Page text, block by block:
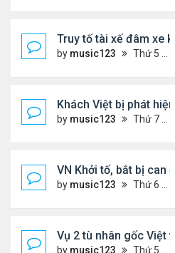
Truy tố tài xế đâm xe
by music123 Thứ 5 Tháng 2 05, 2026 7:04 pm
Khách Việt bị phát
by music123 Thứ 7 Tháng 1 31, 2026 3:54 pm
VN Khởi tố, bắt bị can
by music123 Thứ 6 Tháng 1 30, 2026 7:20 am
Vụ 2 tù nhân gốc Việt
by music123 Thứ 5 Tháng 1 29, 2026 6:49 pm